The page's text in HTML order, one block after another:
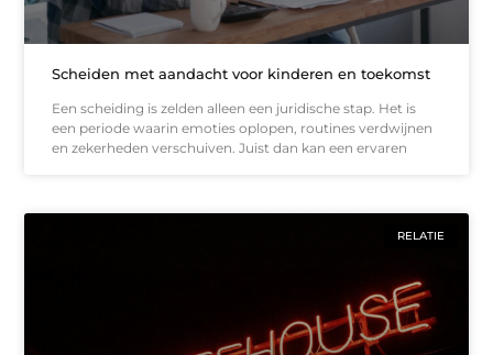
Scheiden met aandacht voor kinderen en toekomst
Een scheiding is zelden alleen een juridische stap. Het is
een periode waarin emoties oplopen, routines verdwijnen
en zekerheden verschuiven. Juist dan kan een ervaren
RELATIE